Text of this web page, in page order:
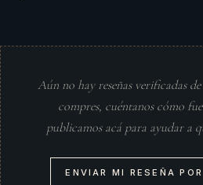
Aún no hay reseñas verificadas
compres, cuéntanos cómo
publicamos acá para ayudar a
ENVIAR MI RESEÑA